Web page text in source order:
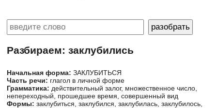
Разбираем: заклубились
Начальная форма: ЗАКЛУБИТЬСЯ
Часть речи: глагол в личной форме
Грамматика: действительный залог, множественное число,
непереходный, прошедшее время, совершенный вид
Формы: заклубиться, заклубился, заклубилась, заклубилось,